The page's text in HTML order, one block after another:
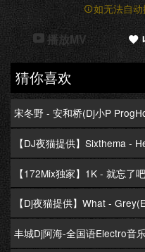
如无法自
播放MV
猜你喜欢
宋冬野 - 安和桥(Dj小P
【DJ夜猫提供】Sixthema -
【Dj夜猫提供】What -